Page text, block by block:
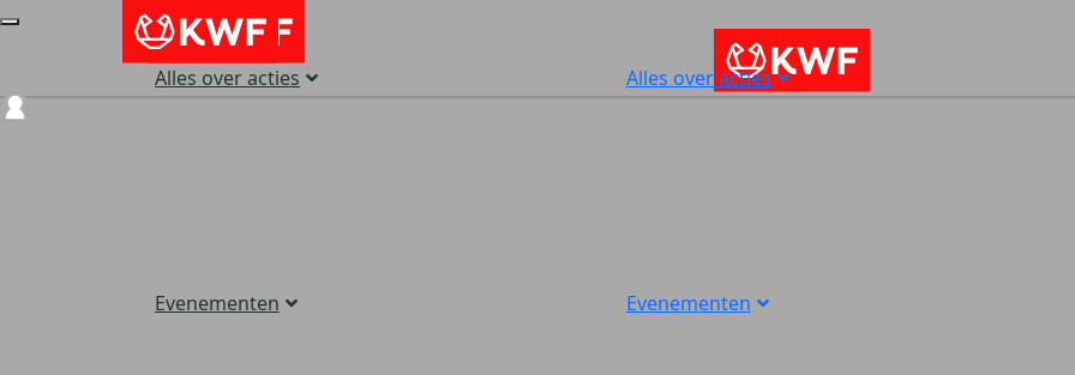
Alles over acties
Evenementen
Alles over acties
Evenementen